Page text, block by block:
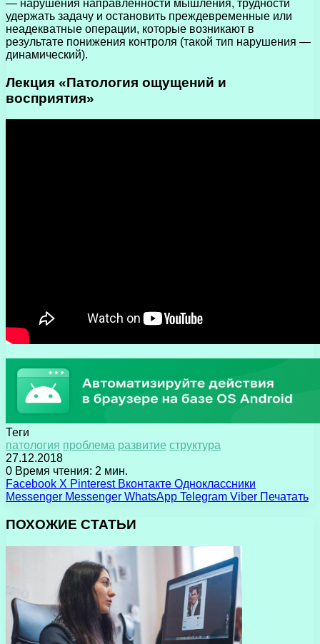
— нарушения направленности мышления, трудности
удержать задачу и остановить преждевременные или
неадекватные операции, которые возникают в
результате понижения контроля (такой тип нарушения —
динамический).
Лекция «Патология ощущений и
восприятия»
Теги
патология проблема развитие структура
27.12.2018
0 Время чтения: 2 мин.
Facebook X Pinterest Вконтакте Одноклассники
Messenger Messenger WhatsApp Telegram Viber Печатать
ПОХОЖИЕ СТАТЬИ